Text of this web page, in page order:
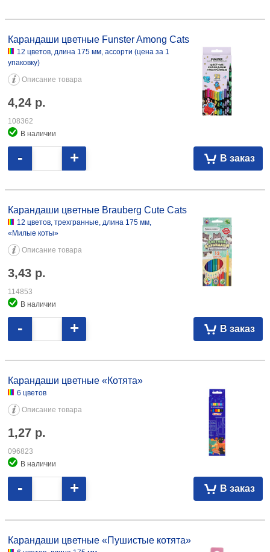
ассорти 4,24 108362
Карандаши цветные Funster Among Cats
12 цветов, длина 175 мм, ассорти (цена за 1
упаковку)
Описание товара
4,24 р.
108362
В наличии
В заказ
- +
175 мм, «Милые коты» 3,43 114853
Карандаши цветные Brauberg Cute Cats
12 цветов, трехгранные, длина 175 мм,
«Милые коты»
Описание товара
3,43 р.
114853
В наличии
В заказ
- +
Карандаши цветные «Котята»
6 цветов
Описание товара
1,27 р.
096823
В наличии
В заказ
- +
087890
Карандаши цветные «Пушистые котята»